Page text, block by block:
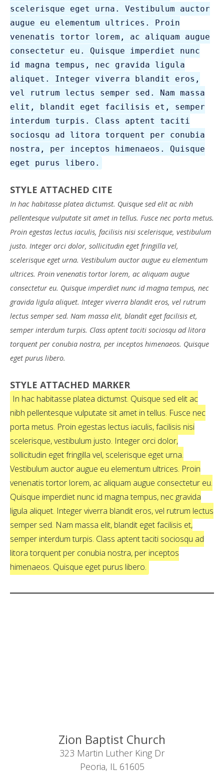
scelerisque eget urna. Vestibulum auctor
augue eu elementum ultrices. Proin
venenatis tortor lorem, ac aliquam augue
consectetur eu. Quisque imperdiet nunc
id magna tempus, nec gravida ligula
aliquet. Integer viverra blandit eros,
vel rutrum lectus semper sed. Nam massa
elit, blandit eget facilisis et, semper
interdum turpis. Class aptent taciti
sociosqu ad litora torquent per conubia
nostra, per inceptos himenaeos. Quisque
eget purus libero.
STYLE ATTACHED CITE
In hac habitasse platea dictumst. Quisque sed elit ac nibh
pellentesque vulputate sit amet in tellus. Fusce nec porta metus.
Proin egestas lectus iaculis, facilisis nisi scelerisque, vestibulum
justo. Integer orci dolor, sollicitudin eget fringilla vel,
scelerisque eget urna. Vestibulum auctor augue eu elementum
ultrices. Proin venenatis tortor lorem, ac aliquam augue
consectetur eu. Quisque imperdiet nunc id magna tempus, nec
gravida ligula aliquet. Integer viverra blandit eros, vel rutrum
lectus semper sed. Nam massa elit, blandit eget facilisis et,
semper interdum turpis. Class aptent taciti sociosqu ad litora
torquent per conubia nostra, per inceptos himenaeos. Quisque
eget purus libero.
STYLE ATTACHED MARKER
In hac habitasse platea dictumst. Quisque sed elit ac
nibh pellentesque vulputate sit amet in tellus. Fusce nec
porta metus. Proin egestas lectus iaculis, facilisis nisi
scelerisque, vestibulum justo. Integer orci dolor,
sollicitudin eget fringilla vel, scelerisque eget urna.
Vestibulum auctor augue eu elementum ultrices. Proin
venenatis tortor lorem, ac aliquam augue consectetur eu.
Quisque imperdiet nunc id magna tempus, nec gravida
ligula aliquet. Integer viverra blandit eros, vel rutrum lectus
semper sed. Nam massa elit, blandit eget facilisis et,
semper interdum turpis. Class aptent taciti sociosqu ad
litora torquent per conubia nostra, per inceptos
himenaeos. Quisque eget purus libero.
Zion Baptist Church
323 Martin Luther King Dr
Peoria, IL 61605